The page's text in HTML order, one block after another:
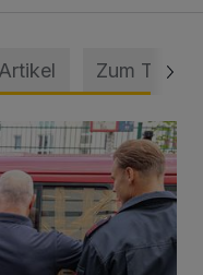
Zum Thema
VW Bulli